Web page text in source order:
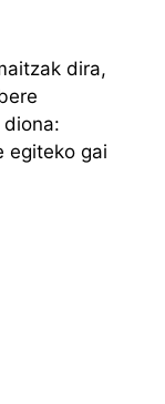
dira,
egiteko gai